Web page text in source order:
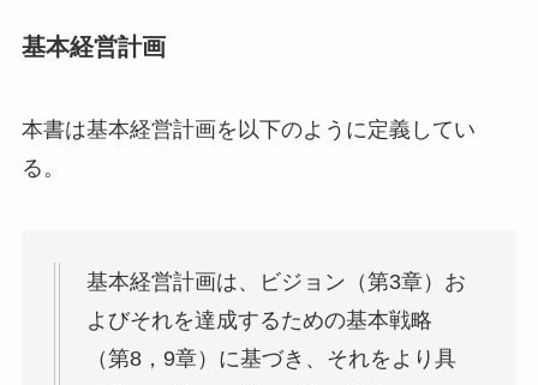
基本経営計画
本書は基本経営計画を以下のように定義してい
る。
基本経営計画は、ビジョン（第3章）お
よびそれを達成するための基本戦略
（第8，9章）に基づき、それをより具